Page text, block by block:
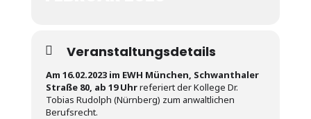
Veranstaltungsdetails
Am 16.02.2023 im EWH München, Schwanthaler
Straße 80, ab 19 Uhrreferiert der Kollege Dr.
Tobias Rudolph (Nürnberg) zum anwaltlichen
Berufsrecht.